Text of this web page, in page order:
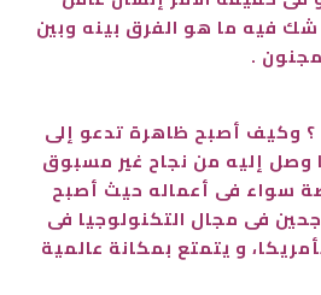
فيه ما هو الفرق بينه وبين
.
وكيف أصبح ظاهرة تدعو إلى
وصل إليه من نجاح غير مسبوق
سواء فى أعماله حيث أصبح
فى مجال التكنولوجيا في
و يتمتع بمكانة عالمية